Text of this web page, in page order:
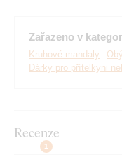
a všech forem života.
Precizně
Zařazeno v
Kruhové mandaly
Dárky pro přítelkyni
Recenze
1